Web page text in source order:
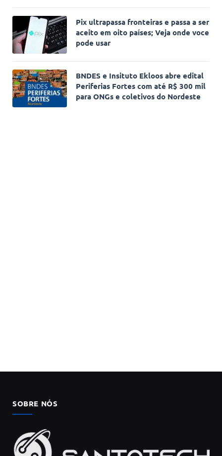
Pix ultrapassa fronteiras e passa a ser
aceito em oito países; Veja onde voce
pode usar
BNDES e Insituto Ekloos abre edital
Periferias Fortes com até R$ 300 mil
para ONGs e coletivos do Nordeste
SOBRE NÓS